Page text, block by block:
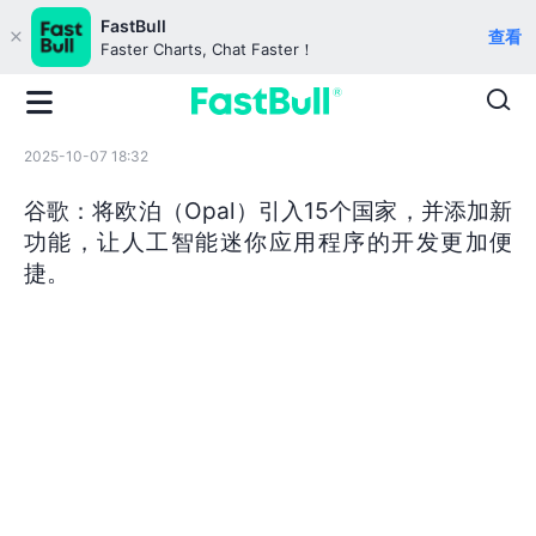
FastBull
Faster Charts, Chat Faster！
查看
2025-10-07 18:32
谷歌：将欧泊（Opal）引入15个国家，并添加新
功能，让人工智能迷你应用程序的开发更加便
捷。